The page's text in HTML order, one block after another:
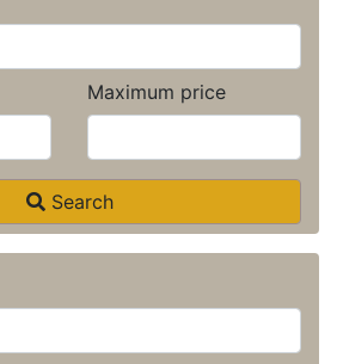
Maximum price
Search